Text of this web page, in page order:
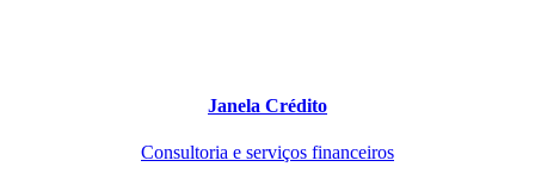
Janela Crédito
Consultoria e serviços financeiros